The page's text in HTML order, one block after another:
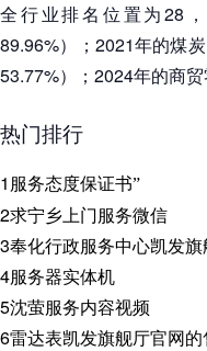
全行业排名位置为28
89.96%）；2021年的煤
53.77%）；2024年的商
热门排行
1 服务态度保证书”
2求宁乡上门服务微信
3奉化行政服务中心凯发
4服务器实体机
5沈萤服务内容视频
6雷达表凯发旗舰厅官网